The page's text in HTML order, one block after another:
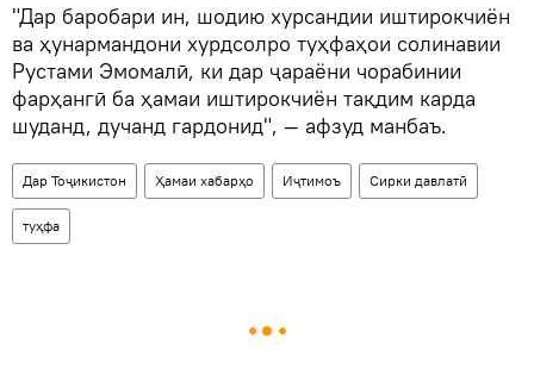
"Дар баробари ин, шодию хурсандии иштирокчиён
ва ҳунармандони хурдсолро туҳфаҳои солинавии
Рустами Эмомалӣ, ки дар ҷараёни чорабинии
фарҳангӣ ба ҳамаи иштирокчиён тақдим карда
шуданд, дучанд гардонид", — афзуд манбаъ.
Дар Тоҷикистон Ҳамаи хабарҳо Иҷтимоъ Сирки давлатӣ
туҳфа